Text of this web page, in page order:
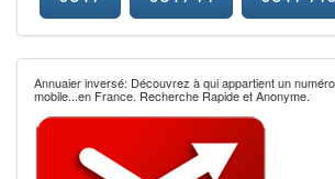
Annuaier inversé: Découvrez à qui appartient un
mobile...en France. Recherche Rapide et Anonyme.